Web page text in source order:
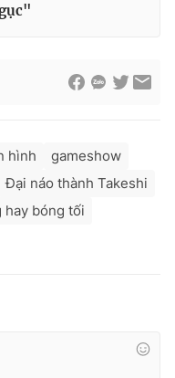
hình
gameshow
Đại náo thành Takeshi
hay bóng tối